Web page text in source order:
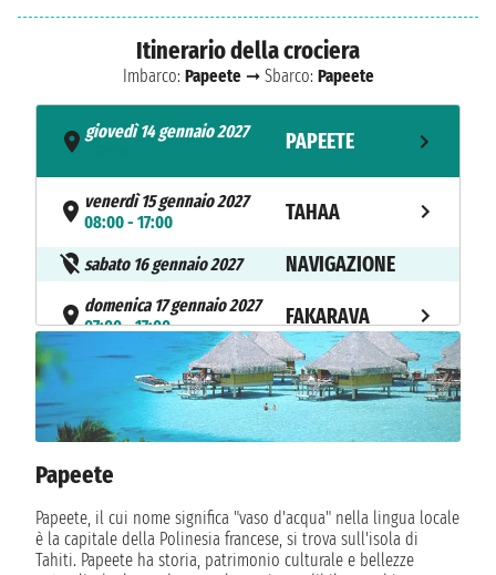
Itinerario della crociera
Imbarco: Papeete➞ Sbarco: Papeete
giovedì 14 gennaio 2027
PAPEETE
venerdì 15 gennaio 2027
08:00 - 17:00
TAHAA
sabato 16 gennaio 2027 NAVIGAZIONE
domenica 17 gennaio 2027
07:00 - 17:00
FAKARAVA
lunedì 18 gennaio 2027
08:00 - 15:00
RANGIROA
martedì 19 gennaio 2027
13:00 - 23:59
mercoledì 20 gennaio 2027
n.d. - 17:00
BORA BORA
Papeete
Papeete, il cui nome significa "vaso d'acqua" nella lingua locale
è la capitale della Polinesia francese, si trova sull'isola di
Tahiti. Papeete ha storia, patrimonio culturale e bellezze